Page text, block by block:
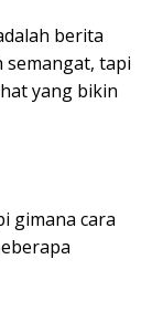
berita
semangat, tapi
yang bikin
gimana cara